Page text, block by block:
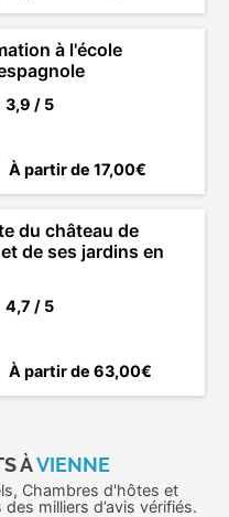
à l'école
3,9 / 5
À partir de 17,00€
du château de
de ses jardins en
4,7 / 5
À partir de 63,00€
ÀVIENNE
Chambres d'hôtes et
milliers d’avis vérifiés.